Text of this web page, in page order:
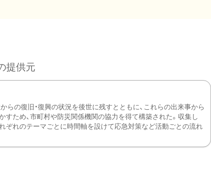
提供元
らの復旧・復興の状況を後世に残すとともに、これらの出来事から
すため、市町村や防災関係機関の協力を得て構築された。収集し
ぞれのテーマごとに時間軸を設けて応急対策など活動ごとの流れ